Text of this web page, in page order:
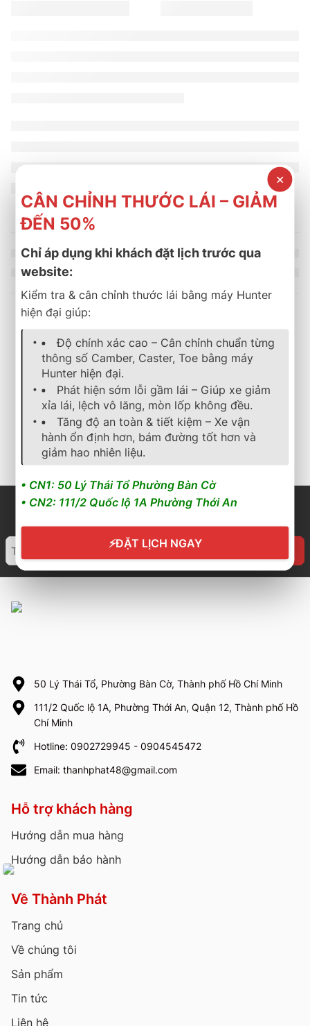
Sản phẩm tương tự
lốp xe bridgestone turanza
Lốp Xe Bridgestone 205/50R17 Turanza T05
2.350.000₫
Cần nhận báo giá mới
nhất? Nhấn vào đây để
trao đổi ngay
lốp xe bridgestone,turanza
LỐP XE BRIDGESTONE
2.862.000₫ 2.550.000
Cần nhận báo giá mới
✕
CÂN CHỈNH THƯỚC LÁI – GIẢM
ĐẾN 50%
Chỉ áp dụng khi khách đặt lịch trước qua
website:
Kiểm tra & cân chỉnh thước lái bằng máy Hunter
hiện đại giúp:
Độ chính xác cao – Cân chỉnh chuẩn từng
thông số Camber, Caster, Toe bằng máy
Hunter hiện đại.
Phát hiện sớm lỗi gầm lái – Giúp xe giảm
xỉa lái, lệch vô lăng, mòn lốp không đều.
Tăng độ an toàn & tiết kiệm – Xe vận
hành ổn định hơn, bám đường tốt hơn và
giảm hao nhiên liệu.
• CN1: 50 Lý Thái Tổ Phường Bàn Cờ
• CN2: 111/2 Quốc lộ 1A Phường Thới An
⚡ĐẶT LỊCH NGAY
50 Lý Thái Tổ, Phường Bàn Cờ, Thành phố Hồ Chí Minh
111/2 Quốc lộ 1A, Phường Thới An, Quận 12, Thành phố Hồ
Chí Minh
Hotline: 0902729945 - 0904545472
Email: thanhphat48@gmail.com
Hỗ trợ khách hàng
Hướng dẫn mua hàng
Hướng dẫn bảo hành
Về Thành Phát
Trang chủ
Về chúng tôi
Sản phẩm
Tin tức
Liên hệ